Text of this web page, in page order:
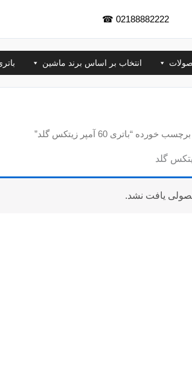
02188882222
☎
انتخاب بر اساس برند ماشین
“باتری 60 آمپر زیتکس گلد”
یافت نشد.